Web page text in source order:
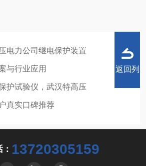
电力公司继电保护装置
与行业应用
护试验仪，武汉特高压
真实口碑推荐
返回列
13720305159